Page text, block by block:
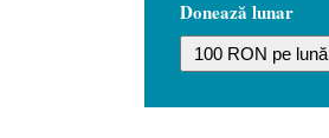
Donează lunar
100 RON pe lună